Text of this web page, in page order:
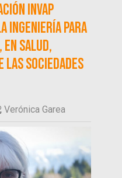
Invap
ingeniería para
salud,
sociedades
,Verónica Garea